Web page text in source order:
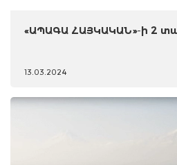
«ԱՊԱԳԱ ՀԱՅԿԱԿԱՆ»-ի 2
13.03.2024